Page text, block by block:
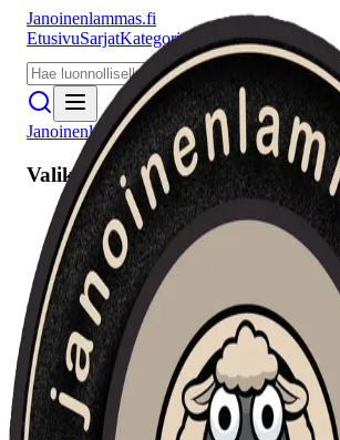
Janoinenlammas.fi
EtusivuSarjatKategoriat PuhujatMeistä
Janoinenlammas.fi
Valikko
Etusivu
Sarjat
Kategoriat
Puhujat
Haku
Tietosuojaseloste
Seuraa meitä
Facebook Instagram
YouTube